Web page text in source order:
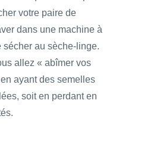
votre paire de
dans une machine à
sécher au sèche-linge.
allez « abîmer vos
ayant des semelles
soit en perdant en